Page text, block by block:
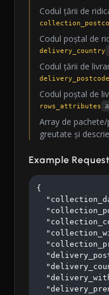
Codul țării de
Codul poștal de
delivery_country
Codul țării de
delivery_postcode
Codul poștal de
rows_attributes
Array de
greutate și
Example Request
{